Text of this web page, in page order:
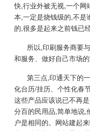
快,行业外被无视,一个网
本,一定是烧钱级的,不是
的,很多是起来之前钱已
所以,印刷服务商要
和服务、做好自己市场
第三点,印通天下的
化台历/挂历、个性化春
这些产品应该说已不再
分百的民用品,简单地说,
户是相同的。网站建起